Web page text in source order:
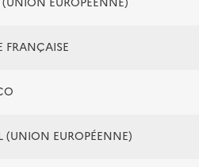
FRANÇAISE
(UNION EUROPÉENNE)